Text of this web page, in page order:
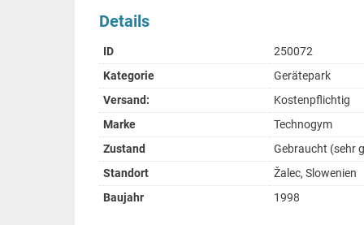
Details
ID
250072
Kategorie
Gerätepark
Versand:
Kostenpflichtig
Marke
Technogym
Zustand
Gebraucht (sehr
Standort
Žalec, Slowenien
Baujahr
1998